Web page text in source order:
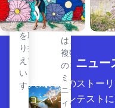
グ・
トレ
イル
は、
複数
のコ
ミュ
ニテ
ィを
物
を
通
し
て
歴
史
に
メニ
ュー
を取
り揃
えて
いま
す。
ニュー
人気の旅のストー
ョンやコンテスト